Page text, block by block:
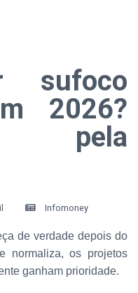
sufoco
2026?
pela
Infomoney
de verdade depois do
normaliza, os projetos
ganham prioridade.